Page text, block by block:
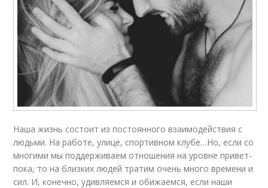
Наша жизнь состоит из постоянного взаимодействия с
людьми. На работе, улице, спортивном клубе…Но, если со
многими мы поддерживаем отношения на уровне привет-
пока, то на близких людей тратим очень много времени и
сил. И, конечно, удивляемся и обижаемся, если наши